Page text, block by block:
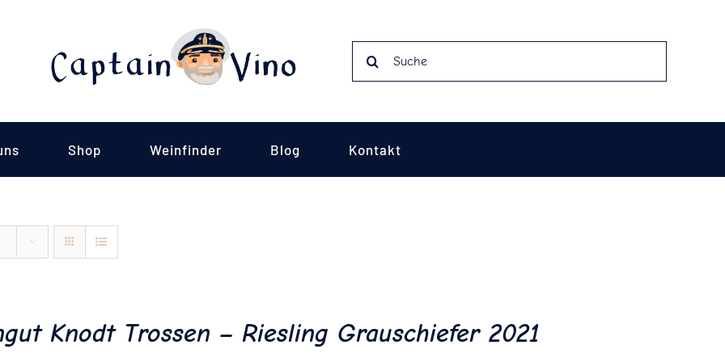
Shop Weinfinder Blog Kontakt
Knodt Trossen – Riesling Grauschiefer 2021